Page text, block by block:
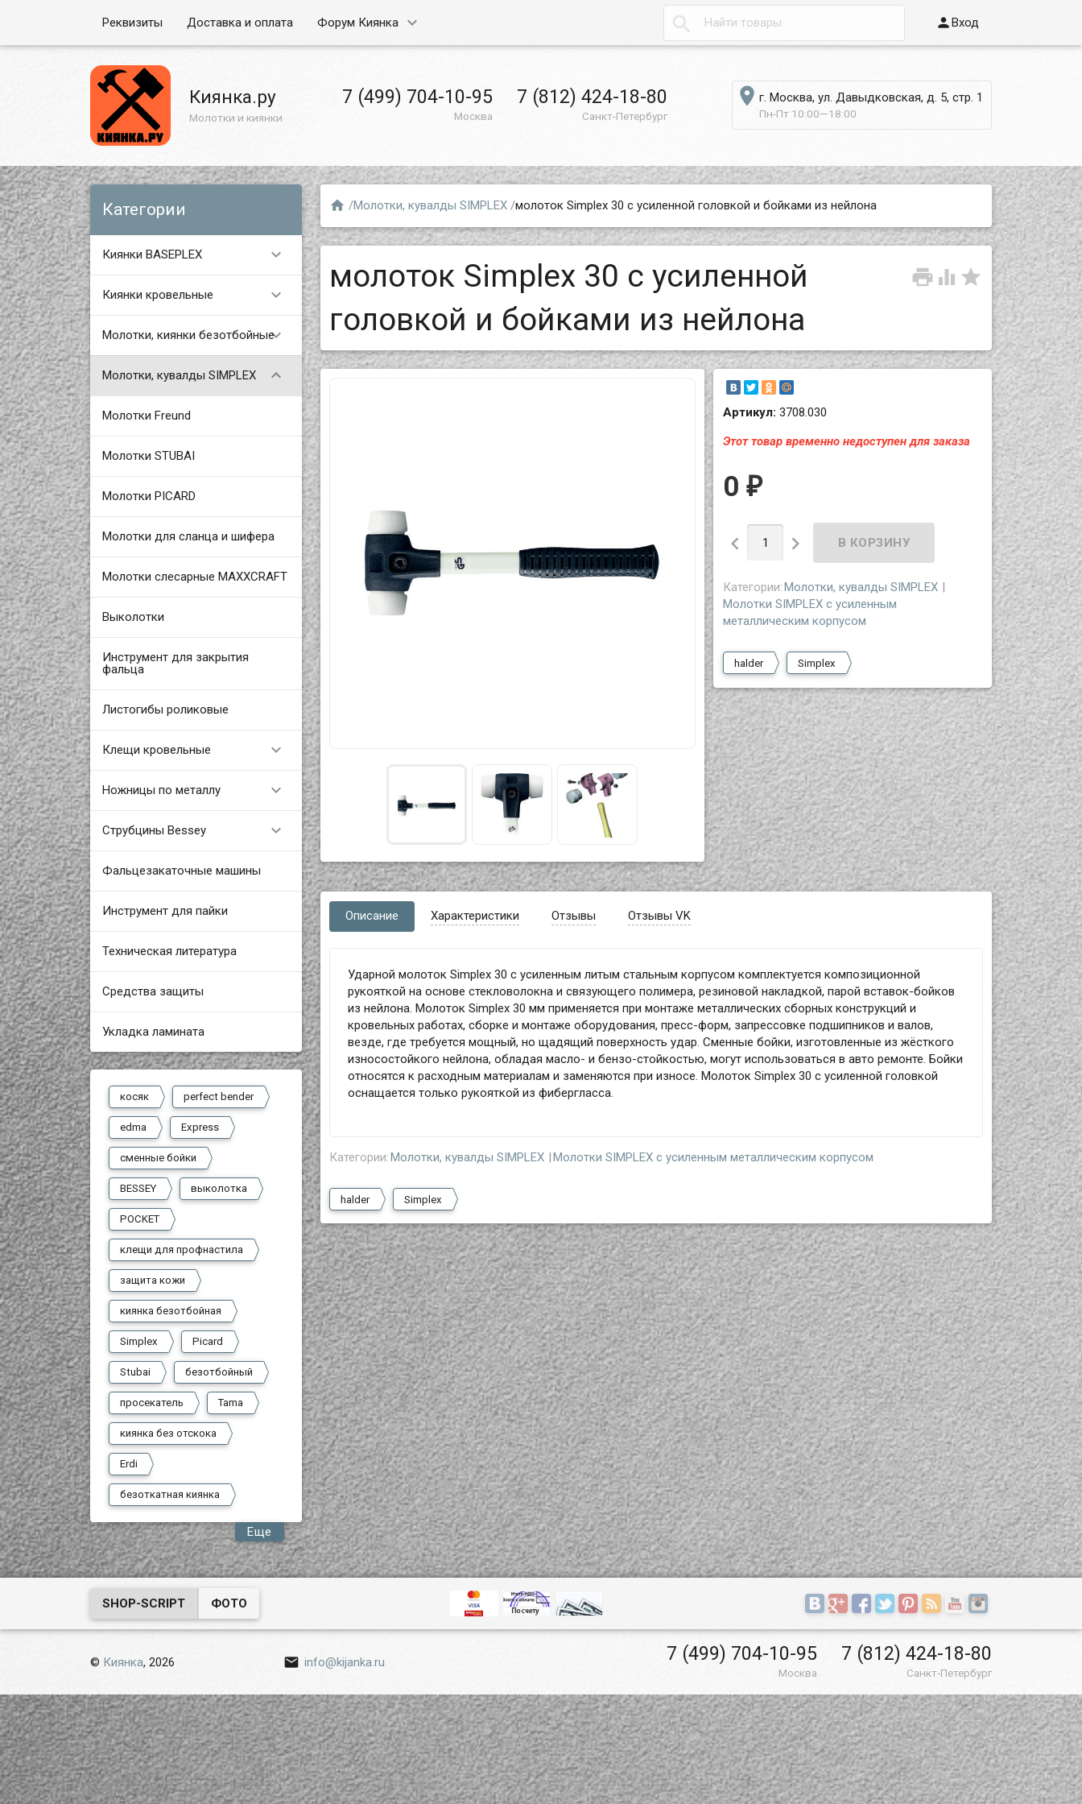
Реквизиты Доставка и оплата Форум Киянка  Вход
Киянка.ру
Молотки и киянки
7 (499) 704-10-95
Москва
7 (812) 424-18-80
Санкт-Петербург
 г. Москва, ул. Давыдковская, д. 5, стр. 1
Пн-Пт 10:00—18:00
Категории
Киянки BASEPLEX 
Киянки кровельные 
Молотки, киянки безотбойные
Молотки, кувалды SIMPLEX 
Молотки Freund
Молотки STUBAI
Молотки PICARD
Молотки для сланца и шифера
Молотки слесарные MAXXCRAFT
Выколотки
Инструмент для закрытия
фальца
Листогибы роликовые
Клещи кровельные 
Ножницы по металлу 
Струбцины Bessey 
Фальцезакаточные машины
Инструмент для пайки
Техническая литература
Средства защиты
Укладка ламината
косяк perfect bender
edma Express
сменные бойки
BESSEY выколотка
POCKET
клещи для профнастила
защита кожи
киянка безотбойная
Simplex Picard
Stubai безотбойный
просекатель Tama
киянка без отскока
Erdi
безоткатная киянка
Еще
 /Молотки, кувалды SIMPLEX /молоток Simplex 30 с усиленной головкой и бойками из нейлона
  
молоток Simplex 30 с усиленной
головкой и бойками из нейлона
Артикул:3708.030
Этот товар временно недоступен для заказа
0₽
 
Категории:Молотки, кувалды SIMPLEX
Молотки SIMPLEX с усиленным
металлическим корпусом
halder Simplex
Описание Характеристики Отзывы Отзывы VK
Ударной молоток Simplex 30 с усиленным литым стальным корпусом комплектуется композиционной
рукояткой на основе стекловолокна и связующего полимера, резиновой накладкой, парой вставок-бойков
из нейлона. Молоток Simplex 30 мм применяется при монтаже металлических сборных конструкций и
кровельных работах, сборке и монтаже оборудования, пресс-форм, запрессовке подшипников и валов,
везде, где требуется мощный, но щадящий поверхность удар. Сменные бойки, изготовленные из жёсткого
износостойкого нейлона, обладая масло- и бензо-стойкостью, могут использоваться в авто ремонте. Бойки
относятся к расходным материалам и заменяются при износе. Молоток Simplex 30 с усиленной головкой
оснащается только рукояткой из фибергласса.
Категории:Молотки, кувалды SIMPLEX Молотки SIMPLEX с усиленным металлическим корпусом
halder Simplex
SHOP-SCRIPT ФОТО
© Киянка, 2026  info@kijanka.ru 7 (499) 704-10-95
Москва
7 (812) 424-18-80
Санкт-Петербург